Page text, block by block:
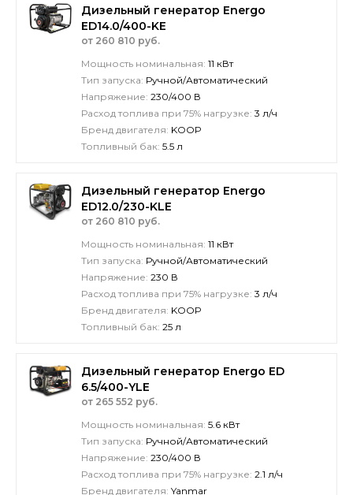
Дизельный генератор Energo
ED14.0/400-KE
от 260 810 руб.
Мощность номинальная: 11 кВт
Тип запуска: Ручной/Автоматический
Напряжение: 230/400 В
Расход топлива при 75% нагрузке: 3 л/ч
Бренд двигателя: KOOP
Топливный бак: 5.5 л
Дизельный генератор Energo
ED12.0/230-KLE
от 260 810 руб.
Мощность номинальная: 11 кВт
Тип запуска: Ручной/Автоматический
Напряжение: 230 В
Расход топлива при 75% нагрузке: 3 л/ч
Бренд двигателя: KOOP
Топливный бак: 25 л
Дизельный генератор Energo ED
6.5/400-YLE
от 265 552 руб.
Мощность номинальная: 5.6 кВт
Тип запуска: Ручной/Автоматический
Напряжение: 230/400 В
Расход топлива при 75% нагрузке: 2.1 л/ч
Бренд двигателя: Yanmar